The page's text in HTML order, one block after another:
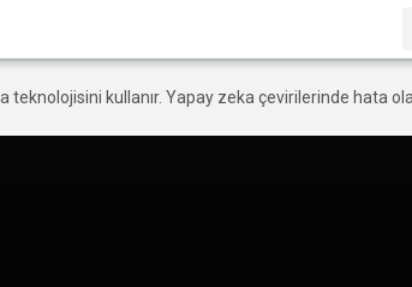
kullanır. Yapay zeka çevirilerinde hata